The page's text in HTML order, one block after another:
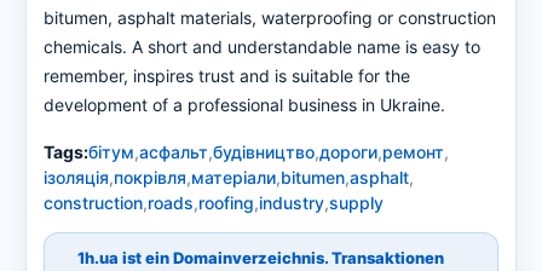
bitumen, asphalt materials, waterproofing or construction
chemicals. A short and understandable name is easy to
remember, inspires trust and is suitable for the
development of a professional business in Ukraine.
Tags:бітум,асфальт,будівництво,дороги,ремонт,
ізоляція,покрівля,матеріали,bitumen,asphalt,
construction,roads,roofing,industry,supply
1h.ua ist ein Domainverzeichnis. Transaktionen